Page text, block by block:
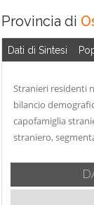
Provincia di
Dati di Sintesi
Stranieri residenti
bilancio
capofamiglia
straniero,